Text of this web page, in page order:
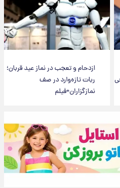
ازدحام و تعجب در نماز عید قربان؛
ربات تازه‌وارد در صف
نمازگزاران+فیلم